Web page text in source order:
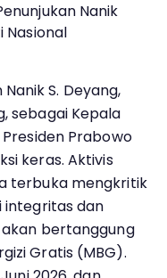
S. Deyang,
sebagai Kepala
Prabowo
keras. Aktivis
terbuka mengkritik
dan
bertanggung
Gratis (MBG).